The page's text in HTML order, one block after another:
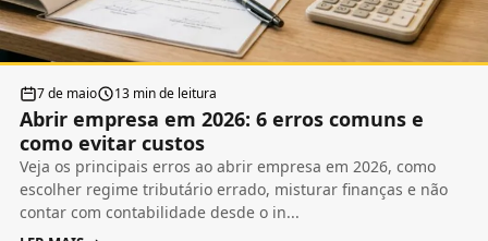
7 de maio 13 min de leitura
Abrir empresa em 2026: 6 erros comuns e
como evitar custos
Veja os principais erros ao abrir empresa em 2026, como
escolher regime tributário errado, misturar finanças e não
contar com contabilidade desde o in...